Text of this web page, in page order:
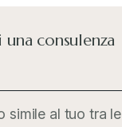
consulenza
simile al tuo tra le